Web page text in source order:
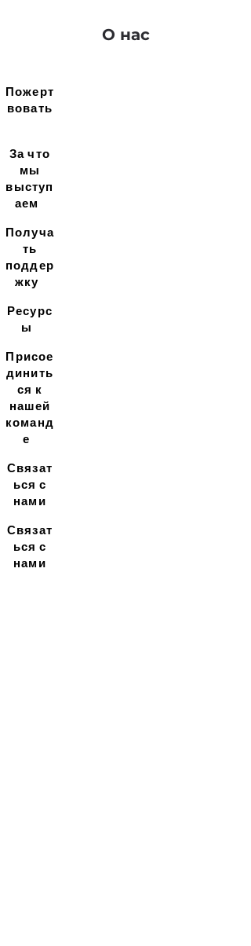
О нас
Пожерт
вовать
За что
мы
выступ
аем
Получа
ть
поддер
жку
Ресурс
ы
Присое
динить
ся к
нашей
команд
е
Связат
ься с
нами
Связат
ься с
нами